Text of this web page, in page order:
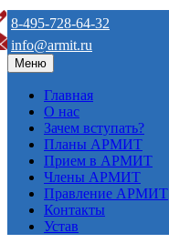
8-495-728-64-32
info@armit.ru
Меню
Главная
О нас
Зачем вступать?
Планы АРМИТ
Прием в АРМИТ
Члены АРМИТ
Правление АРМИТ
Контакты
Устав